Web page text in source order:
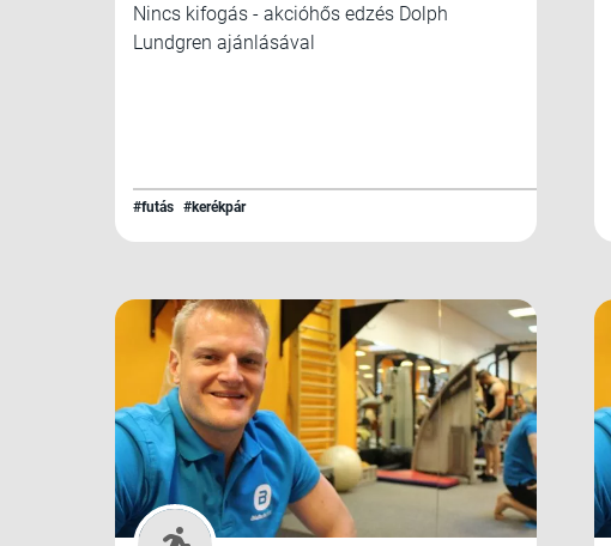
Nincs kifogás - akcióhős edzés Dolph
Lundgren ajánlásával
#futás #kerékpár